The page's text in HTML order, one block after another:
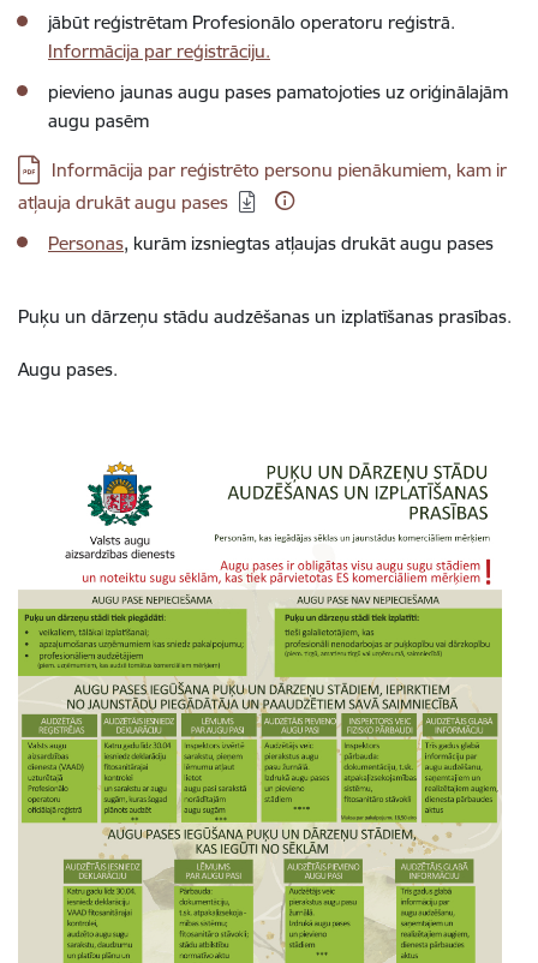
jābūt reģistrētam Profesionālo operatoru reģistrā.
Informācija par reģistrāciju.
pievieno jaunas augu pases pamatojoties uz oriģinālajām
augu pasēm
Lejupielādēt:
Informācija par reģistrēto personu pienākumiem, kam ir
atļauja drukāt augu pases
Personas, kurām izsniegtas atļaujas drukāt augu pases
Puķu un dārzeņu stādu audzēšanas un izplatīšanas prasības.
Augu pases.